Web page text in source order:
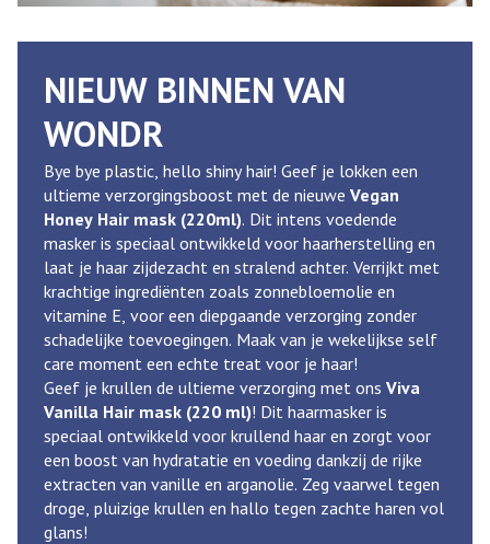
NIEUW BINNEN VAN
WONDR
Bye bye plastic, hello shiny hair! Geef je lokken een
ultieme verzorgingsboost met de nieuwe Vegan
Honey Hair mask (220ml). Dit intens voedende
masker is speciaal ontwikkeld voor haarherstelling en
laat je haar zijdezacht en stralend achter. Verrijkt met
krachtige ingrediënten zoals zonnebloemolie en
vitamine E, voor een diepgaande verzorging zonder
schadelijke toevoegingen. Maak van je wekelijkse self
care moment een echte treat voor je haar!
Geef je krullen de ultieme verzorging met ons Viva
Vanilla Hair mask (220 ml)! Dit haarmasker is
speciaal ontwikkeld voor krullend haar en zorgt voor
een boost van hydratatie en voeding dankzij de rijke
extracten van vanille en arganolie. Zeg vaarwel tegen
droge, pluizige krullen en hallo tegen zachte haren vol
glans!